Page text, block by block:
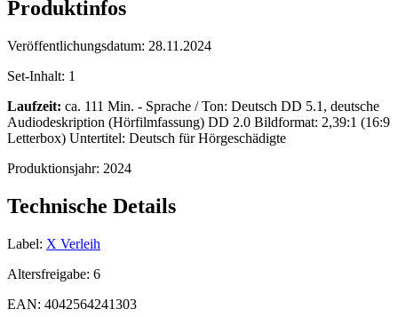
Produktinfos
Veröffentlichungsdatum: 28.11.2024
Set-Inhalt: 1
Laufzeit: ca. 111 Min. - Sprache / Ton: Deutsch DD 5.1, deutsche
Audiodeskription (Hörfilmfassung) DD 2.0 Bildformat: 2,39:1 (16:9
Letterbox) Untertitel: Deutsch für Hörgeschädigte
Produktionsjahr: 2024
Technische Details
Label: X Verleih
Altersfreigabe: 6
EAN: 4042564241303